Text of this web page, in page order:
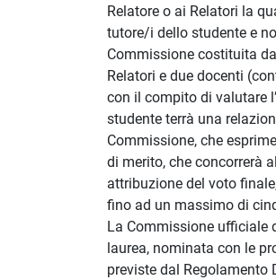
Relatore o ai Relatori la
tutore/i dello studente e
Commissione costituita
Relatori e due docenti
con il compito di valutare
studente terrà una
Commissione, che
di merito, che concorrerà
attribuzione del voto
fino ad un massimo di
La Commissione ufficiale
laurea, nominata con le
previste dal Regolamento